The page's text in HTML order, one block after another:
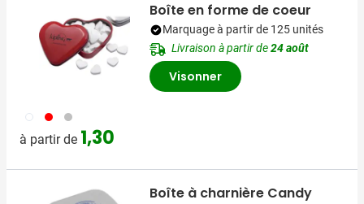
002 008 032
à partir de 1,30
Boîte en forme de coeur
Marquage à partir de 125 unités
Livraison à partir de24 août
Visonner
Boîte à charnière Candy